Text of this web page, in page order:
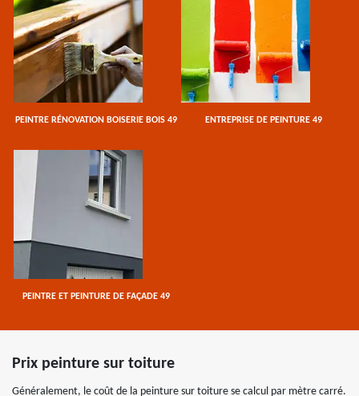
PEINTRE RÉNOVATION BOISERIE BOIS 49 ENTREPRISE DE PEINTURE 49
PEINTRE ET PEINTURE DE FAÇADE 49
Prix peinture sur toiture
Généralement, le coût de la peinture sur toiture se calcul par mètre carré.